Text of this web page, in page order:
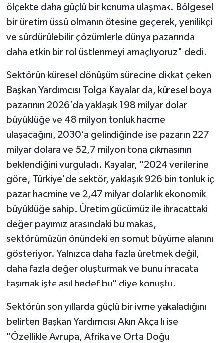
ölçekte daha güçlü bir konuma ulaşmak. Bölgesel
bir üretim üssü olmanın ötesine geçerek, yenilikçi
ve sürdürülebilir çözümlerle dünya pazarında
daha etkin bir rol üstlenmeyi amaçlıyoruz" dedi.
Sektörün küresel dönüşüm sürecine dikkat çeken
Başkan Yardımcısı Tolga Kayalar da, küresel boya
pazarının 2026’da yaklaşık 198 milyar dolar
büyüklüğe ve 48 milyon tonluk hacme
ulaşacağını, 2030’a gelindiğinde ise pazarın 227
milyar dolara ve 52,7 milyon tona çıkmasının
beklendiğini vurguladı. Kayalar, "2024 verilerine
göre, Türkiye'de sektör, yaklaşık 926 bin tonluk iç
pazar hacmine ve 2,47 milyar dolarlık ekonomik
büyüklüğe sahip. Üretim gücümüz ile ihracattaki
değer payımız arasındaki bu makas,
sektörümüzün önündeki en somut büyüme alanını
gösteriyor. Yalnızca daha fazla üretmek değil,
daha fazla değer oluşturmak ve bunu ihracata
taşımak işte asıl hedef bu" diye konuştu.
Sektörün son yıllarda güçlü bir ivme yakaladığını
belirten Başkan Yardımcısı Akın Akça lı ise
"Özellikle Avrupa, Afrika ve Orta Doğu